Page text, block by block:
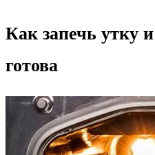
Как запечь утку
готова